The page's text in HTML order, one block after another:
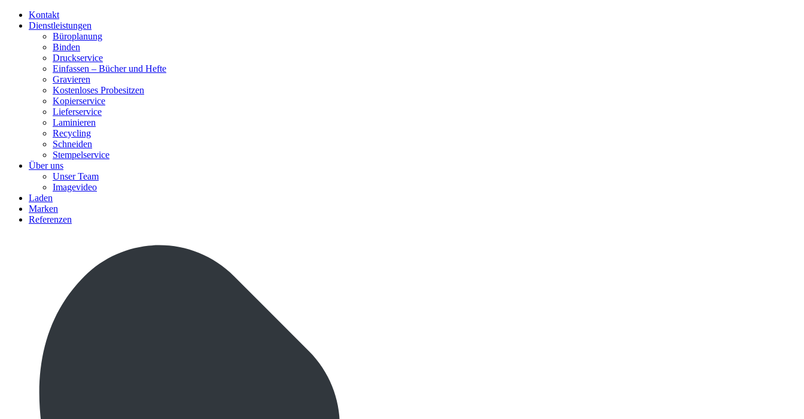
Kontakt
Dienstleistungen
Büroplanung
Binden
Druckservice
Einfassen – Bücher und Hefte
Gravieren
Kostenloses Probesitzen
Kopierservice
Lieferservice
Laminieren
Recycling
Schneiden
Stempelservice
Über uns
Unser Team
Imagevideo
Laden
Marken
Referenzen